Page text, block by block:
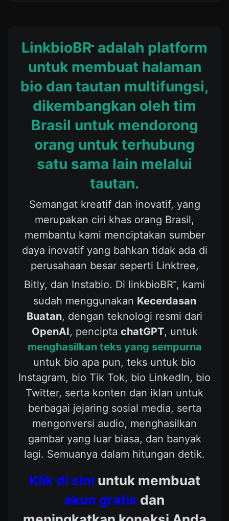
LinkbioBR adalah platform
untuk membuat halaman
bio dan tautan multifungsi,
dikembangkan oleh tim
Brasil untuk mendorong
orang untuk terhubung
satu sama lain melalui
tautan.
Semangat kreatif dan inovatif, yang
merupakan ciri khas orang Brasil,
membantu kami menciptakan sumber
daya inovatif yang bahkan tidak ada di
perusahaan besar seperti Linktree,
Bitly, dan Instabio. Di linkbioBR , kami
sudah menggunakan Kecerdasan
Buatan, dengan teknologi resmi dari
OpenAI, pencipta chatGPT, untuk
menghasilkan teks yang sempurna
untuk bio apa pun, teks untuk bio
Instagram, bio Tik Tok, bio LinkedIn, bio
Twitter, serta konten dan iklan untuk
berbagai jejaring sosial media, serta
mengonversi audio, menghasilkan
gambar yang luar biasa, dan banyak
lagi. Semuanya dalam hitungan detik.
Klik di sini untuk membuat
akun gratis dan